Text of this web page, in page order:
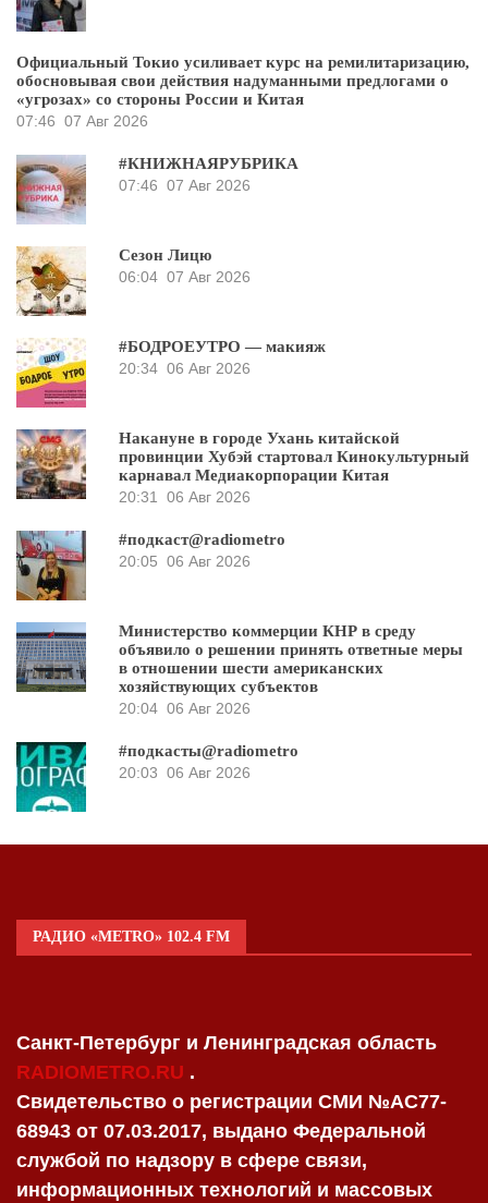
Официальный Токио усиливает курс на ремилитаризацию,
обосновывая свои действия надуманными предлогами о
«угрозах» со стороны России и Китая
07:46 07 Авг 2026
#КНИЖНАЯРУБРИКА
07:46 07 Авг 2026
Сезон Лицю
06:04 07 Авг 2026
#БОДРОЕУТРО — макияж
20:34 06 Авг 2026
Накануне в городе Ухань китайской
провинции Хубэй стартовал Кинокультурный
карнавал Медиакорпорации Китая
20:31
06 Авг 2026
#подкаст@radiometro
20:05 06 Авг 2026
Министерство коммерции КНР в среду
объявило о решении принять ответные меры
в отношении шести американских
хозяйствующих субъектов
20:04 06 Авг 2026
#подкасты@radiometro
20:03 06 Авг 2026
РАДИО «METRO» 102.4 FM
Санкт-Петербург и Ленинградская область
RADIOMETRO.RU .
Свидетельство о регистрации СМИ №AC77-
68943 от 07.03.2017, выдано Федеральной
службой по надзору в сфере связи,
информационных технологий и массовых